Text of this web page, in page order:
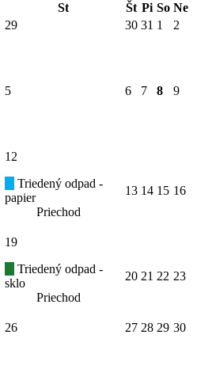
St Št Pi So Ne
29 30 31 1 2
5 6 7 8 9
12
Triedený odpad -
papier
Priechod
13 14 15 16
19
Triedený odpad -
sklo
Priechod
20 21 22 23
26 27 28 29 30